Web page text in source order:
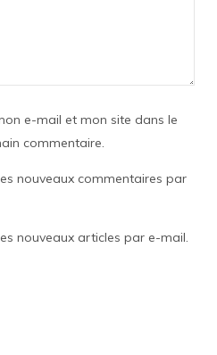
e-mail et mon site dans le
commentaire.
nouveaux commentaires par
nouveaux articles par e-mail.